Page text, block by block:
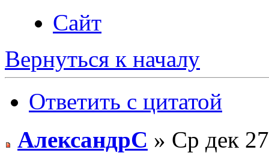
Сайт
Вернуться к началу
Ответить с цитатой
АлександрС » Ср дек